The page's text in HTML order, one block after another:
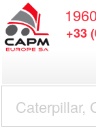
+33